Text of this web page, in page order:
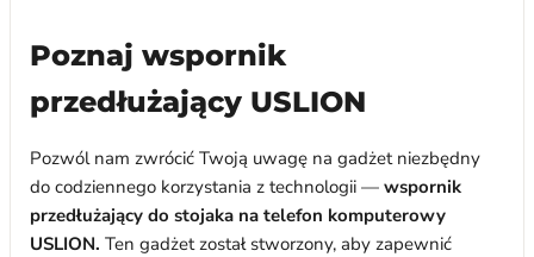
Poznaj wspornik
przedłużający USLION
Pozwól nam zwrócić Twoją uwagę na gadżet niezbędny
do codziennego korzystania z technologii — wspornik
przedłużający do stojaka na telefon komputerowy
USLION. Ten gadżet został stworzony, aby zapewnić